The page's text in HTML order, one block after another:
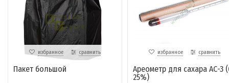
избранное сравнить
Пакет большой
избранное сравнить
Ареометр для сахара АС-3
25%)